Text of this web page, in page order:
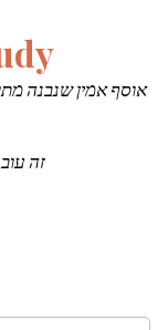
אוסף אמין שנבנה
זה